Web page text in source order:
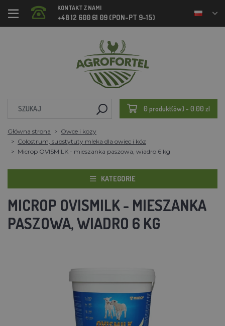
KONTAKT Z NAMI
+48 12 600 61 09 (PON-PT 9-15)
0 produkt(ów) - 0.00 zl
Główna strona
Owce i kozy
Colostrum, substytuty mleka dla owiec i kóz
Microp OVISMILK - mieszanka paszowa, wiadro 6 kg
KATEGORIE
MICROP OVISMILK - MIESZANKA
PASZOWA, WIADRO 6 KG